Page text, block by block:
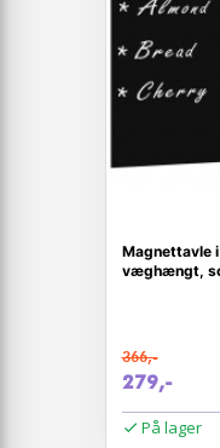
Magnettavle
væghængt,
366,-
279,-
På lager